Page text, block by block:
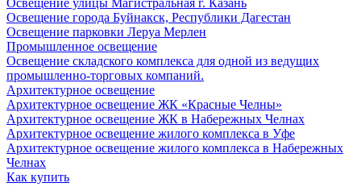
Освещение улицы Магистральная г. Казань
Освещение города Буйнакск, Республики Дагестан
Освещение парковки Леруа Мерлен
Промышленное освещение
Освещение складского комплекса для одной из ведущих
промышленно-торговых компаний.
Архитектурное освещение
Архитектурное освещение ЖК «Красные Челны»
Архитектурное освещение ЖК в Набережных Челнах
Архитектурное освещение жилого комплекса в Уфе
Архитектурное освещение жилого комплекса в Набережных
Челнах
Как купить